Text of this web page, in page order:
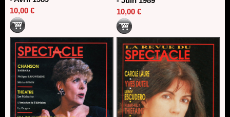
10,00 €
10,00 €